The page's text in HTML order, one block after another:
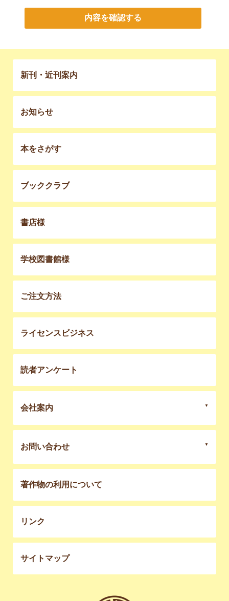
内容を確認する
新刊・近刊案内
お知らせ
本をさがす
ブッククラブ
書店様
学校図書館様
ご注文方法
ライセンスビジネス
読者アンケート
会社案内
お問い合わせ
著作物の利用について
リンク
サイトマップ